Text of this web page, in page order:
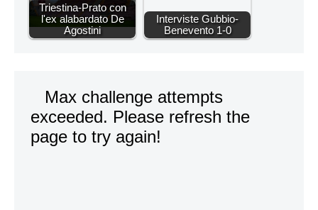
Triestina-Prato con
l'ex alabardato De
Agostini
Interviste Gubbio-
Benevento 1-0